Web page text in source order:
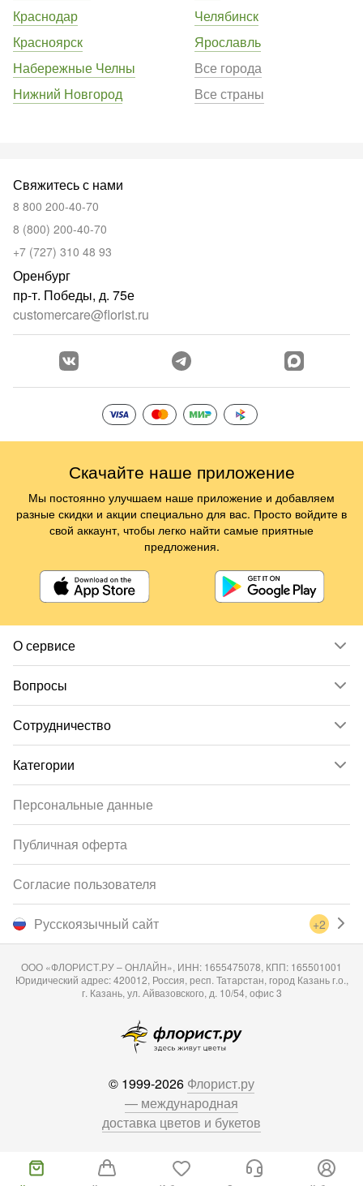
Краснодар
Красноярск
Набережные Челны
Нижний Новгород
Челябинск
Ярославль
Все города
Все страны
О сервисе
Вопросы
Сотрудничество
Категории
Свяжитесь с нами
8 800 200-40-70
8 (800) 200-40-70
+7 (727) 310 48 93
Оренбург
пр-т. Победы, д. 75е
customercare@florist.ru
Русскоязычный сайт +2
Персональные данные
Публичная оферта
Согласие пользователя
ООО «ФЛОРИСТ.РУ – ОНЛАЙН», ИНН: 1655475078, КПП: 165501001
Юридический адрес: 420012, Россия, респ. Татарстан, город Казань г.о.,
г. Казань, ул. Айвазовского, д. 10/54, офис 3
© 1999-2026 Флорист.ру
— международная
доставка цветов и букетов
Скачайте наше приложение
Мы постоянно улучшаем наше приложение и добавляем
разные скидки и акции специально для вас. Просто войдите в
свой аккаунт, чтобы легко найти самые приятные
предложения.